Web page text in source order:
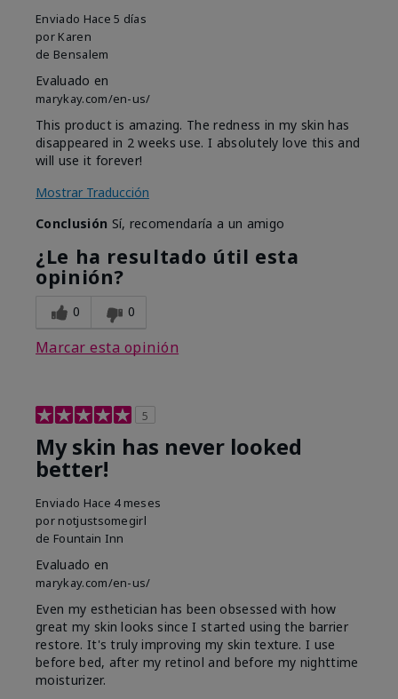
Enviado Hace 5 días
por Karen
de Bensalem
Evaluado en
marykay.com/en-us/
This product is amazing. The redness in my skin has
disappeared in 2 weeks use. I absolutely love this and
will use it forever!
Mostrar Traducción
Conclusión Sí, recomendaría a un amigo
¿Le ha resultado útil esta
opinión?
0 0
Marcar esta opinión
5
My skin has never looked
better!
Enviado Hace 4 meses
por notjustsomegirl
de Fountain Inn
Evaluado en
marykay.com/en-us/
Even my esthetician has been obsessed with how
great my skin looks since I started using the barrier
restore. It's truly improving my skin texture. I use
before bed, after my retinol and before my nighttime
moisturizer.